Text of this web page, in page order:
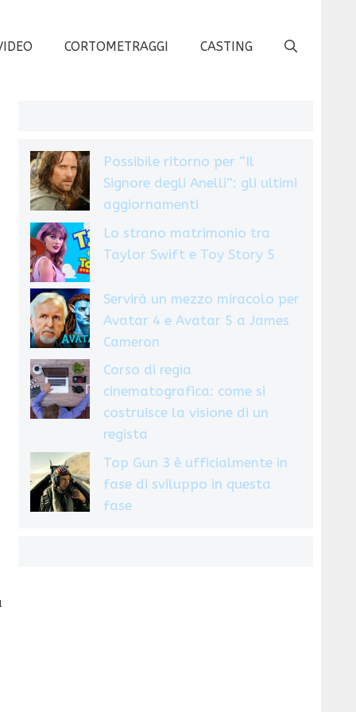
CORTOMETRAGGI CASTING
Possibile ritorno per “Il
Signore degli Anelli”: gli ultimi
aggiornamenti
Lo strano matrimonio tra
Taylor Swift e Toy Story 5
Servirà un mezzo miracolo per
Avatar 4 e Avatar 5 a James
Cameron
Corso di regia
cinematografica: come si
costruisce la visione di un
regista
Top Gun 3 è ufficialmente in
fase di sviluppo in questa
fase